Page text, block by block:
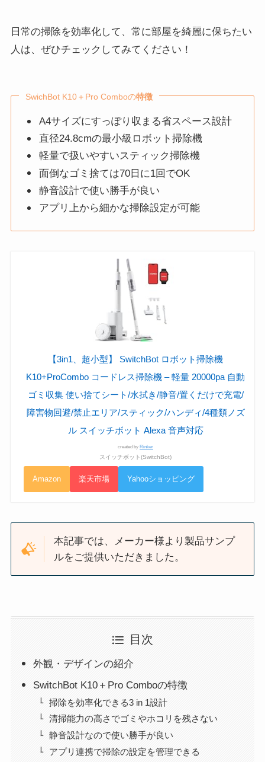
日常の掃除を効率化して、常に部屋を綺麗に保ちたい
人は、ぜひチェックしてみてください！
SwichBot K10＋Pro Comboの特徴
A4サイズにすっぽり収まる省スペース設計
直径24.8cmの最小級ロボット掃除機
軽量で扱いやすいスティック掃除機
面倒なゴミ捨ては70日に1回でOK
静音設計で使い勝手が良い
アプリ上から細かな掃除設定が可能
【3in1、超小型】 SwitchBot ロボット掃除機
K10+ProCombo コードレス掃除機 – 軽量 20000pa 自動
ゴミ収集 使い捨てシート/水拭き/静音/置くだけで充電/
障害物回避/禁止エリア/スティック/ハンディ/4種類ノズ
ル スイッチボット Alexa 音声対応
created by Rinker
スイッチボット(SwitchBot)
Amazon 楽天市場 Yahooショッピング
本記事では、メーカー様より製品サンプ
ルをご提供いただきました。
目次
外観・デザインの紹介
SwitchBot K10＋Pro Comboの特徴
掃除を効率化できる3 in 1設計
清掃能力の高さでゴミやホコリを残さない
静音設計なので使い勝手が良い
アプリ連携で掃除の設定を管理できる